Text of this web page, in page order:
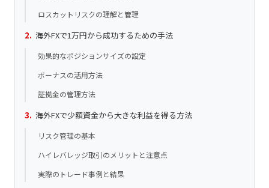
ロスカットリスクの理解と管理
海外FXで1万円から成功するための手法
効果的なポジションサイズの設定
ボーナスの活用方法
証拠金の管理方法
海外FXで少額資金から大きな利益を得る方法
リスク管理の基本
ハイレバレッジ取引のメリットと注意点
実際のトレード事例と結果